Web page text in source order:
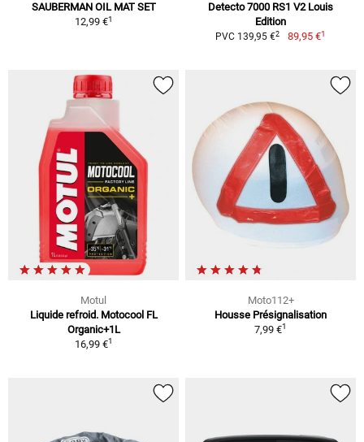
SAUBERMAN OIL MAT SET
12,99 €1
Detecto 7000 RS1 V2 Louis
Edition
PVC 139,95 €2 89,95 €1
Motul
Liquide refroid. Motocool FL
Organic+1L
16,99 €1
Moto112+
Housse Présignalisation
7,99 €1